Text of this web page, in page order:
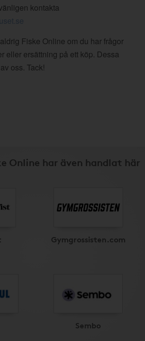
kontakta
Fiske Online om du har frågor
eller ersättning på ett köp. Dessa
oss. Tack!
Online har även handlat här
Gymgrossisten.com
Sembo